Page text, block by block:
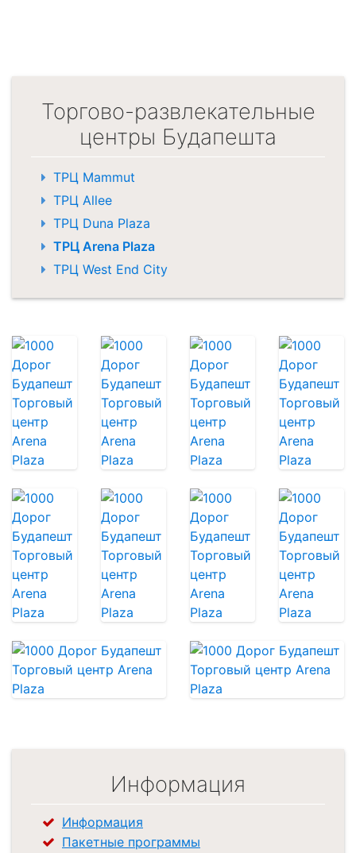
Торгово-развлекательные
центры Будапешта
ТРЦ Mammut
ТРЦ Allee
ТРЦ Duna Plaza
ТРЦ Arena Plaza
ТРЦ West End City
Информация
Информация
Пакетные программы